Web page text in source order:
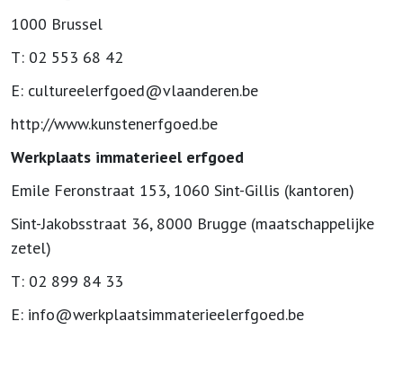
1000 Brussel
T: 02 553 68 42
E: cultureelerfgoed@vlaanderen.be
http://www.kunstenerfgoed.be
Werkplaats immaterieel erfgoed
Emile Feronstraat 153, 1060 Sint-Gillis (kantoren)
Sint-Jakobsstraat 36, 8000 Brugge (maatschappelijke
zetel)
T: 02 899 84 33
E: info@werkplaatsimmaterieelerfgoed.be